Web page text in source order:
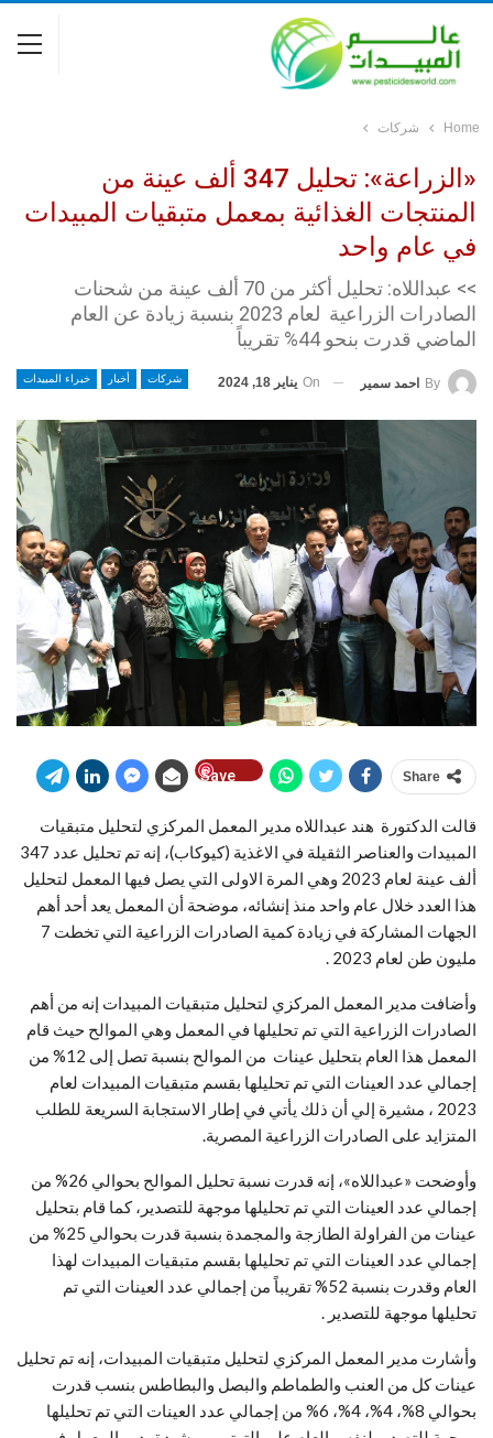
Home شركات
«الزراعة»: تحليل 347 ألف عينة من
المنتجات الغذائية بمعمل متبقيات المبيدات
في عام واحد
>> عبداللاه: تحليل أكثر من 70 ألف عينة من شحنات
الصادرات الزراعية لعام 2023 بنسبة زيادة عن العام
الماضي قدرت بنحو 44% تقريباً
شركات أخبار خبراء المبيدات By احمد سمير On يناير 18, 2024
Share
Save
قالت الدكتورة هند عبداللاه مدير المعمل المركزي لتحليل متبقيات
المبيدات والعناصر الثقيلة في الاغذية (كيوكاب)، إنه تم تحليل عدد 347
ألف عينة لعام 2023 وهي المرة الاولى التي يصل فيها المعمل لتحليل
هذا العدد خلال عام واحد منذ إنشائه، موضحة أن المعمل يعد أحد أهم
الجهات المشاركة في زيادة كمية الصادرات الزراعية التي تخطت 7
مليون طن لعام 2023 .
وأضافت مدير المعمل المركزي لتحليل متبقيات المبيدات إنه من أهم
الصادرات الزراعية التي تم تحليلها في المعمل وهي الموالح حيث قام
المعمل هذا العام بتحليل عينات من الموالح بنسبة تصل إلى 12% من
إجمالي عدد العينات التي تم تحليلها بقسم متبقيات المبيدات لعام
2023 ، مشيرة إلي أن ذلك يأتي في إطار الاستجابة السريعة للطلب
المتزايد على الصادرات الزراعية المصرية.
وأوضحت «عبداللاه»، إنه قدرت نسبة تحليل الموالح بحوالي 26% من
إجمالي عدد العينات التي تم تحليلها موجهة للتصدير، كما قام بتحليل
عينات من الفراولة الطازجة والمجمدة بنسبة قدرت بحوالي 25% من
إجمالي عدد العينات التي تم تحليلها بقسم متبقيات المبيدات لهذا
العام وقدرت بنسبة 52% تقريباً من إجمالي عدد العينات التي تم
تحليلها موجهة للتصدير .
وأشارت مدير المعمل المركزي لتحليل متبقيات المبيدات، إنه تم تحليل
عينات كل من العنب والطماطم والبصل والبطاطس بنسب قدرت
بحوالي 8%، 4%، 4%، 6% من إجمالي عدد العينات التي تم تحليلها